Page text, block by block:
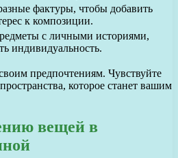
фактуры, чтобы добавить
к композиции.
с личными историями,
индивидуальность.
предпочтениям. Чувствуйте
которое станет вашим
вещей в